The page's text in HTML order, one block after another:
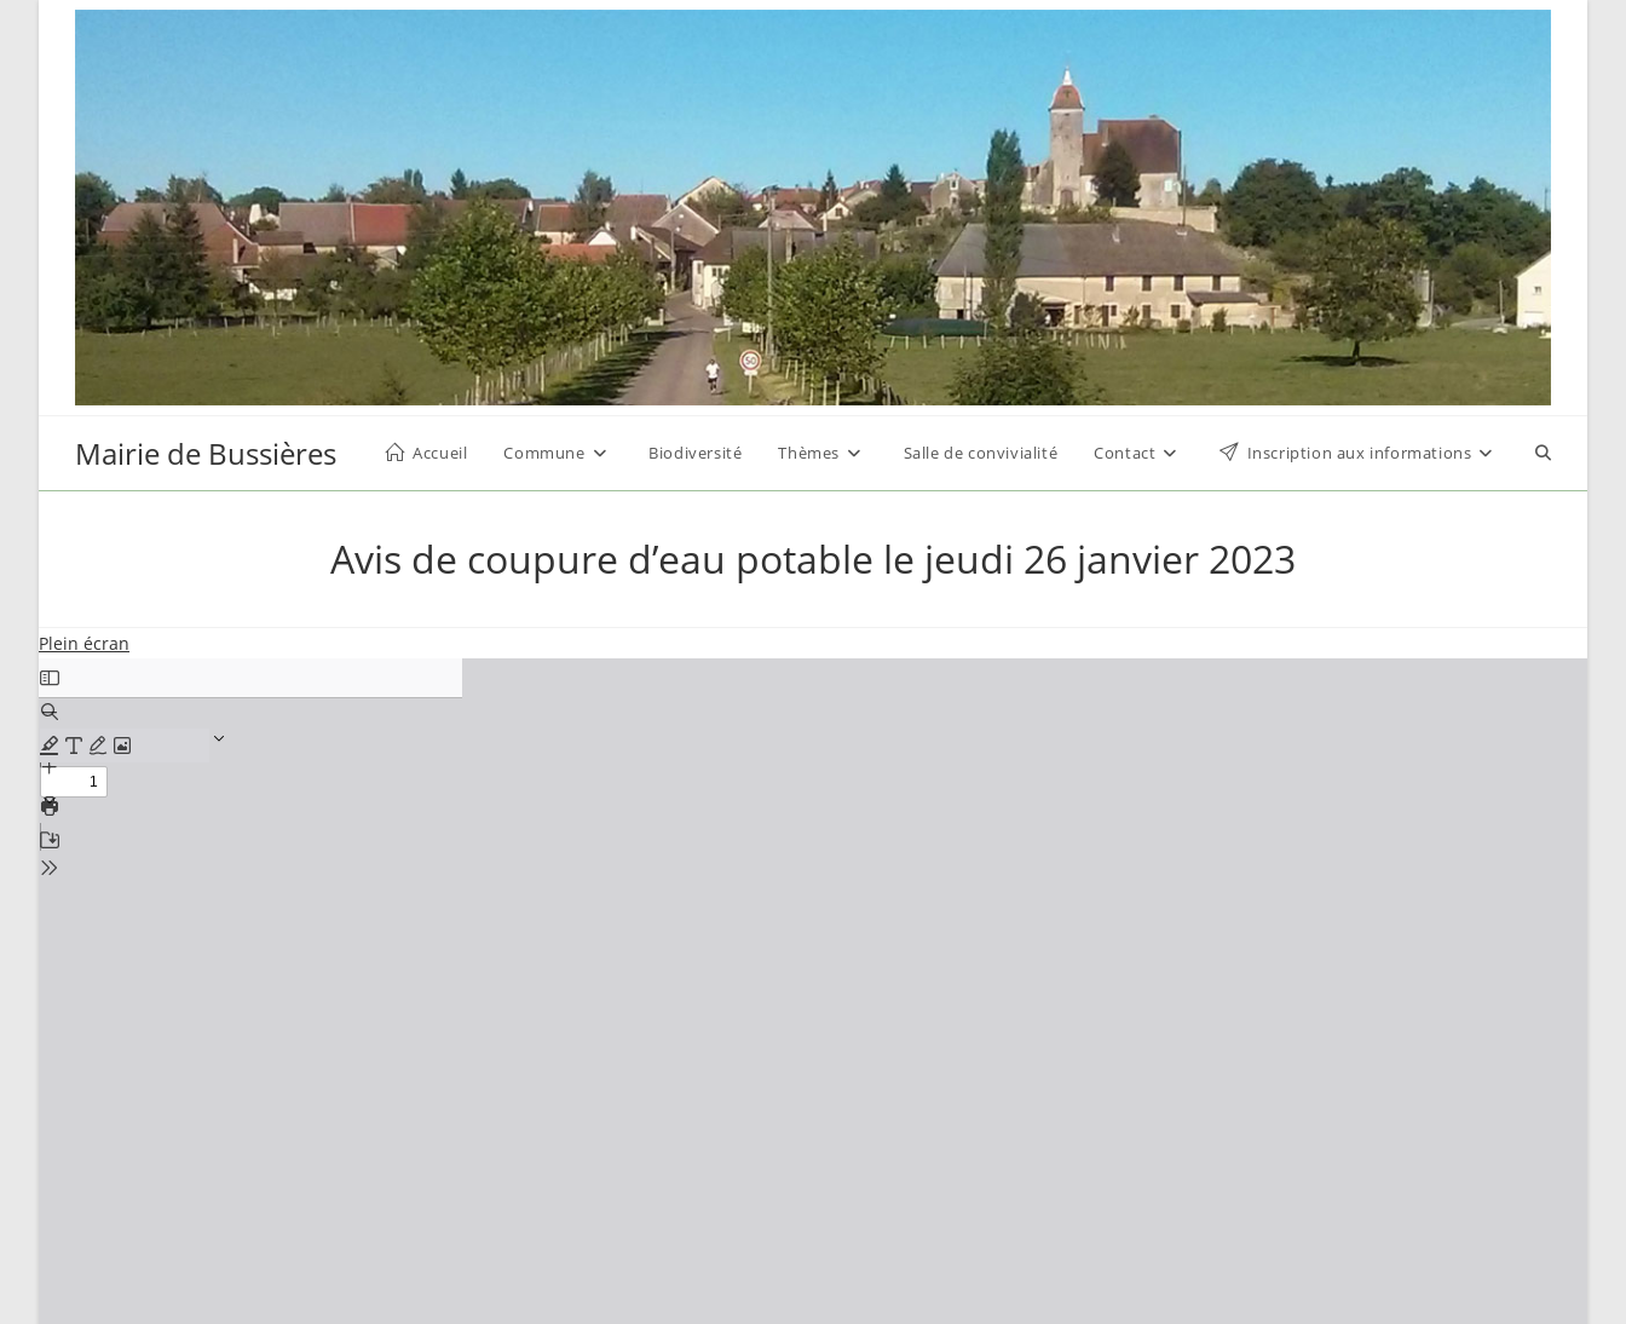
Mairie de Bussières Accueil Commune Biodiversité Thèmes Salle de convivialité Contact Inscription aux informations Toggle
Avis de coupure d’eau potable le jeudi 26 janvier 2023
Plein écran
Aller
au
contenu
PDF